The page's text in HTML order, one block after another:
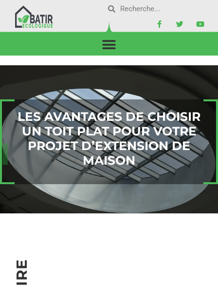
LES AVANTAGES DE CHOISIR
UN TOIT PLAT POUR VOTRE
PROJET D’EXTENSION DE
MAISON